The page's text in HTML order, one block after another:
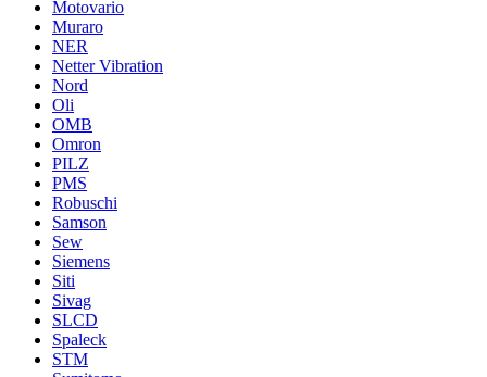
Motovario
Muraro
NER
Netter Vibration
Nord
Oli
OMB
Omron
PILZ
PMS
Robuschi
Samson
Sew
Siemens
Siti
Sivag
SLCD
Spaleck
STM